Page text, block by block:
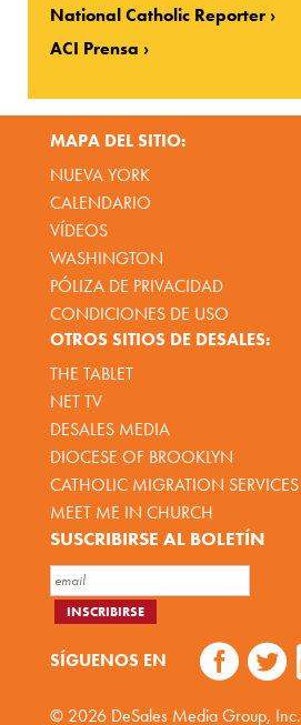
National Catholic Reporter
ACI Prensa
MAPA DEL SITIO:
NUEVA YORK
CALENDARIO
VÍDEOS
WASHINGTON
PÓLIZA DE PRIVACIDAD
CONDICIONES DE USO
OTROS SITIOS DE DESALES:
THE TABLET
NET TV
DESALES MEDIA
DIOCESE OF BROOKLYN
CATHOLIC MIGRATION SERVICES
MEET ME IN CHURCH
SUSCRIBIRSE AL BOLETÍN
SÍGUENOS EN
© 2026 DeSales Media Group, Inc.